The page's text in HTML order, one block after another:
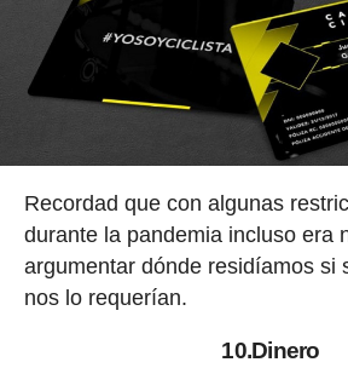
Recordad que con algunas
durante la pandemia incluso era
argumentar dónde residíamos si
nos lo requerían.
10.Dinero